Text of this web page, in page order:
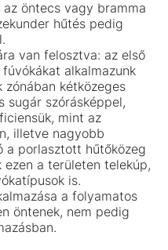
öntecs vagy bramma
hűtés pedig
van felosztva: az első
alkalmazunk
kétközeges
sugár szórásképpel,
mint az
illetve nagyobb
a porlasztott hűtőközeg
ezen a területen telekúp,
is.
a folyamatos
öntenek, nem pedig